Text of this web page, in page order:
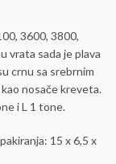
3600, 3800,
vrata sada je plava
crnu sa srebrnim
nosače kreveta.
i L 1 tone.
15 x 6,5 x